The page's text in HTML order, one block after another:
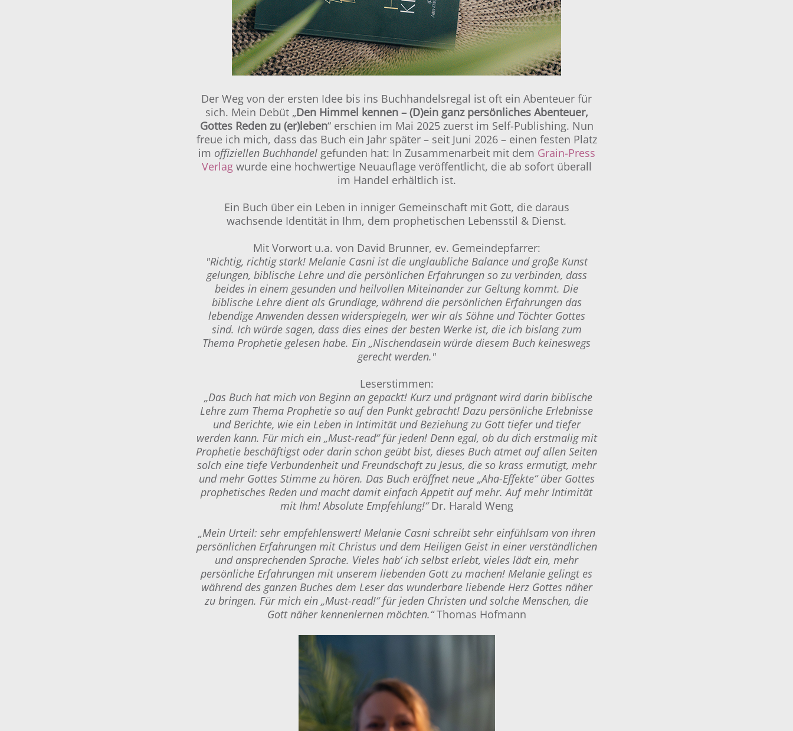
Der Weg von der ersten Idee bis ins Buchhandelsregal ist oft ein Abenteuer für
sich. Mein Debüt „Den Himmel kennen – (D)ein ganz persönliches Abenteuer,
Gottes Reden zu (er)leben“ erschien im Mai 2025 zuerst im Self-Publishing. Nun
freue ich mich, dass das Buch ein Jahr später – seit Juni 2026 – einen festen Platz
im offiziellen Buchhandel gefunden hat: In Zusammenarbeit mit dem Grain-Press
Verlagwurde eine hochwertige Neuauflage veröffentlicht, die ab sofort überall
im Handel erhältlich ist.
Ein Buch über ein Leben in inniger Gemeinschaft mit Gott, die daraus
wachsende Identität in Ihm, dem prophetischen Lebensstil & Dienst.
Mit Vorwort u.a. von David Brunner, ev. Gemeindepfarrer:
"Richtig, richtig stark! Melanie Casni ist die unglaubliche Balance und große Kunst
gelungen, biblische Lehre und die persönlichen Erfahrungen so zu verbinden, dass
beides in einem gesunden und heilvollen Miteinander zur Geltung kommt. Die
biblische Lehre dient als Grundlage, während die persönlichen Erfahrungen das
lebendige Anwenden dessen widerspiegeln, wer wir als Söhne und Töchter Gottes
sind. Ich würde sagen, dass dies eines der besten Werke ist, die ich bislang zum
Thema Prophetie gelesen habe. Ein „Nischendasein würde diesem Buch keineswegs
gerecht werden."
Leserstimmen:
„Das Buch hat mich von Beginn an gepackt! Kurz und prägnant wird darin biblische
Lehre zum Thema Prophetie so auf den Punkt gebracht! Dazu persönliche Erlebnisse
und Berichte, wie ein Leben in Intimität und Beziehung zu Gott tiefer und tiefer
werden kann. Für mich ein „Must-read“ für jeden! Denn egal, ob du dich erstmalig mit
Prophetie beschäftigst oder darin schon geübt bist, dieses Buch atmet auf allen Seiten
solch eine tiefe Verbundenheit und Freundschaft zu Jesus, die so krass ermutigt, mehr
und mehr Gottes Stimme zu hören. Das Buch eröffnet neue „Aha-Effekte“ über Gottes
prophetisches Reden und macht damit einfach Appetit auf mehr. Auf mehr Intimität
mit Ihm! Absolute Empfehlung!“Dr. Harald Weng
„Mein Urteil: sehr empfehlenswert! Melanie Casni schreibt sehr einfühlsam von ihren
persönlichen Erfahrungen mit Christus und dem Heiligen Geist in einer verständlichen
und ansprechenden Sprache. Vieles hab‘ ich selbst erlebt, vieles lädt ein, mehr
persönliche Erfahrungen mit unserem liebenden Gott zu machen! Melanie gelingt es
während des ganzen Buches dem Leser das wunderbare liebende Herz Gottes näher
zu bringen. Für mich ein „Must-read!“ für jeden Christen und solche Menschen, die
Gott näher kennenlernen möchten.“Thomas Hofmann